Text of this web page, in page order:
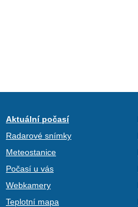
Aktuální počasí
Radarové snímky
Meteostanice
Počasí u vás
Webkamery
Teplotní mapa